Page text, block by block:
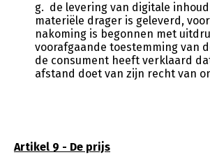
g. de levering van digitale
materiële drager is geleverd,
nakoming is begonnen met
voorafgaande toestemming van
de consument heeft verklaard
afstand doet van zijn recht van
Artikel 9 - De prijs